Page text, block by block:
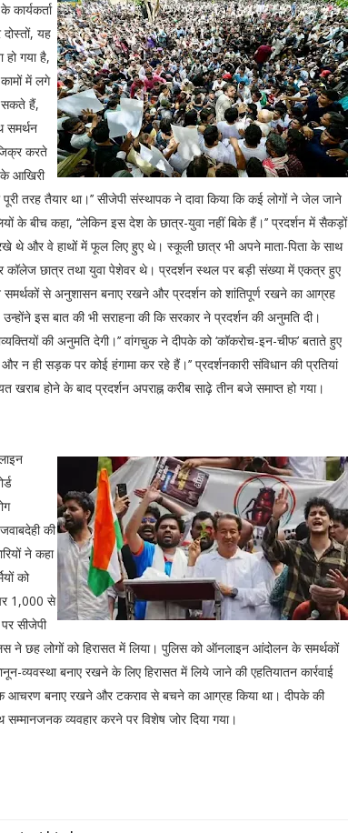
कार्यकर्ता
दोस्तों, यह
गया है,
में लगे
सकते हैं,
समर्थन
करते
आखिरी
तरह तैयार था।’’ सीजेपी संस्थापक ने दावा किया कि कई लोगों ने जेल जाने
के बीच कहा, ‘‘लेकिन इस देश के छात्र-युवा नहीं बिके हैं।’’ प्रदर्शन में सैकड़ों
और वे हाथों में फूल लिए हुए थे। स्कूली छात्र भी अपने माता-पिता के साथ
कॉलेज छात्र तथा युवा पेशेवर थे। प्रदर्शन स्थल पर बड़ी संख्या में एकत्र हुए
समर्थकों से अनुशासन बनाए रखने और प्रदर्शन को शांतिपूर्ण रखने का आग्रह
इस बात की भी सराहना की कि सरकार ने प्रदर्शन की अनुमति दी।
की अनुमति देगी।’’ वांगचुक ने दीपके को ‘कॉकरोच-इन-चीफ’ बताते हुए
न ही सड़क पर कोई हंगामा कर रहे हैं।’’ प्रदर्शनकारी संविधान की प्रतियां
होने के बाद प्रदर्शन अपराह्न करीब साढ़े तीन बजे समाप्त हो गया।
की
ने कहा
को
1,000 से
सीजेपी
ने छह लोगों को हिरासत में लिया। पुलिस को ऑनलाइन आंदोलन के समर्थकों
व्यवस्था बनाए रखने के लिए हिरासत में लिये जाने की एहतियातन कार्रवाई
आचरण बनाए रखने और टकराव से बचने का आग्रह किया था। दीपके की
सम्मानजनक व्यवहार करने पर विशेष जोर दिया गया।